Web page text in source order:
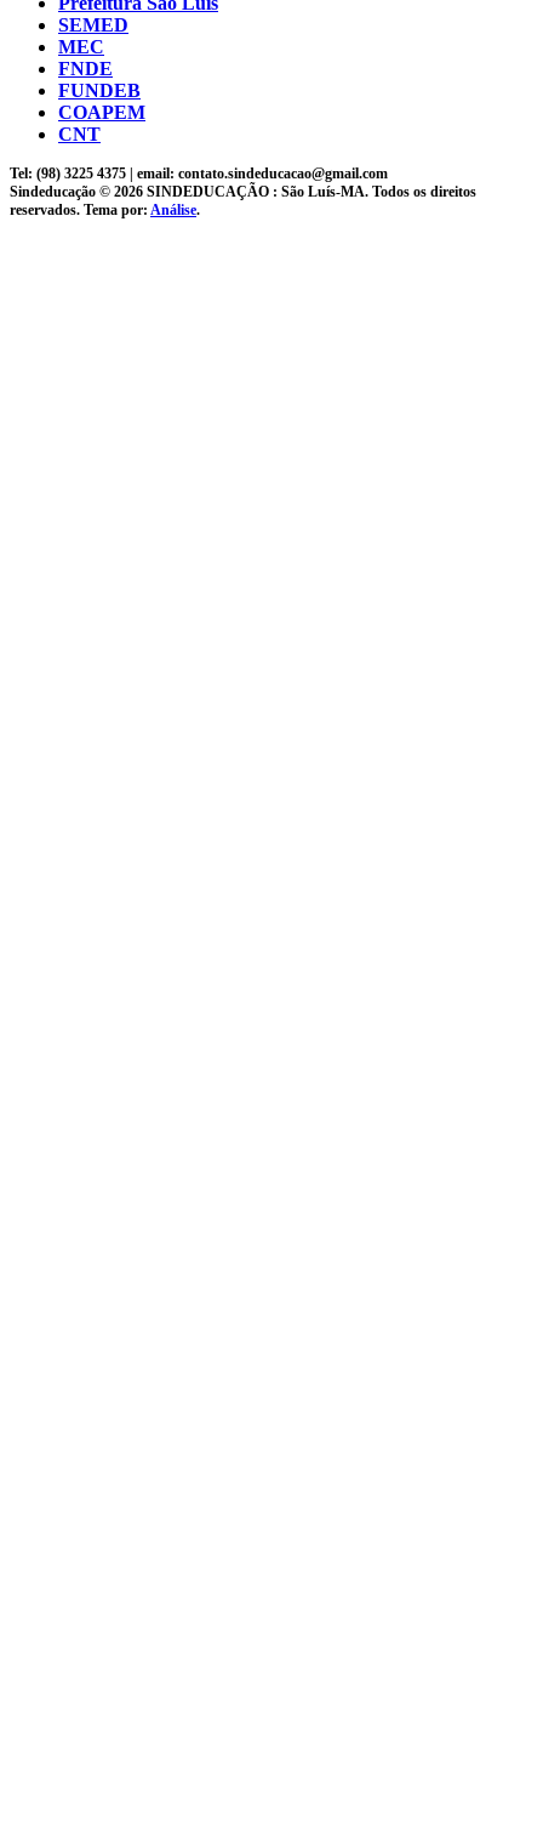
SEMED
MEC
FNDE
FUNDEB
COAPEM
CNT
Tel: (98) 3225 4375 | email: contato.sindeducacao@gmail.com
Sindeducação © 2026 SINDEDUCAÇÃO : São Luís-MA. Todos os direitos
reservados. Tema por: Análise.